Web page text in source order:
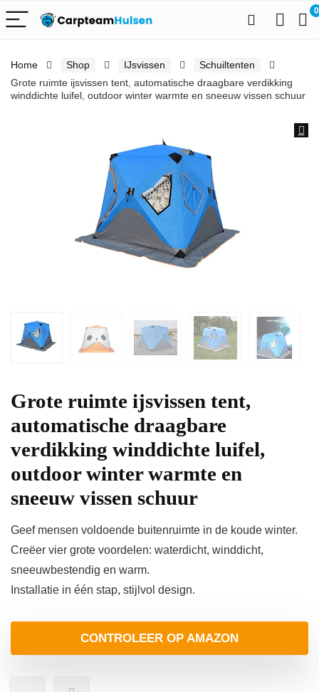
0
Home Shop IJsvissen
Schuiltenten
Grote ruimte ijsvissen tent, automatische draagbare verdikking
winddichte luifel, outdoor winter warmte en sneeuw vissen schuur
Grote ruimte ijsvissen tent,
automatische draagbare
verdikking winddichte luifel,
outdoor winter warmte en
sneeuw vissen schuur
Geef mensen voldoende buitenruimte in de koude winter.
Creëer vier grote voordelen: waterdicht, winddicht,
sneeuwbestendig en warm.
Installatie in één stap, stijlvol design.
CONTROLEER OP AMAZON